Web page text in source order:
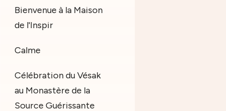
Bienvenue à la Maison
de l'Inspir
Calme
Célébration du Vésak
au Monastère de la
Source Guérissante